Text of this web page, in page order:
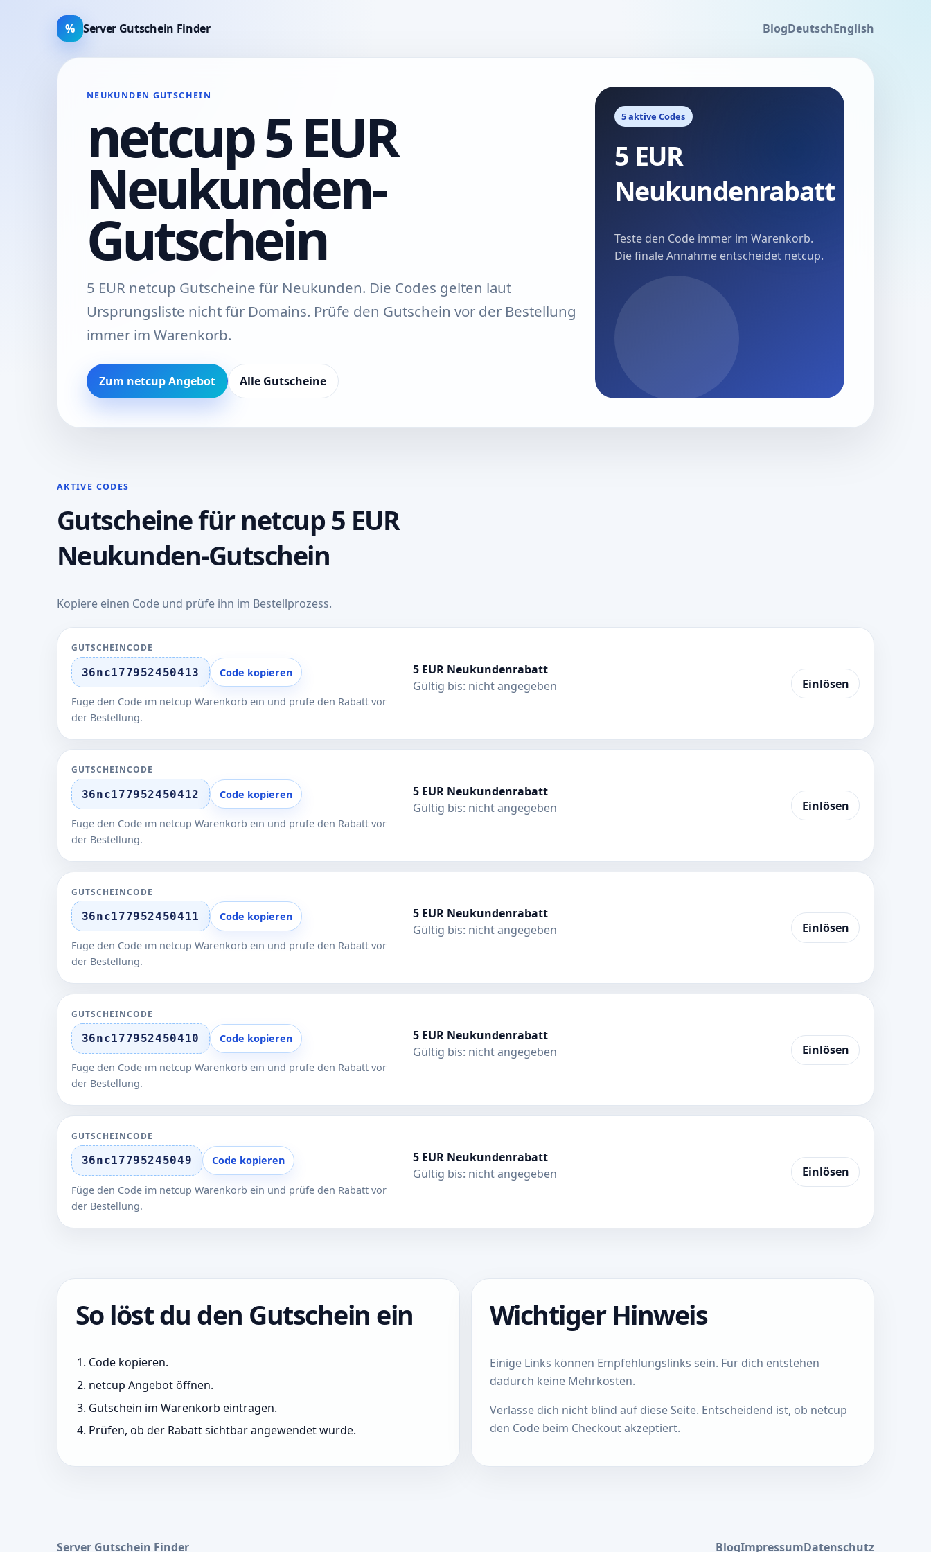
% Server Gutschein Finder BlogDeutschEnglish
NEUKUNDEN GUTSCHEIN
netcup 5 EUR
Neukunden-
Gutschein
5 EUR netcup Gutscheine für Neukunden. Die Codes gelten laut
Ursprungsliste nicht für Domains. Prüfe den Gutschein vor der Bestellung
immer im Warenkorb.
Zum netcup Angebot Alle Gutscheine
5 aktive Codes
5 EUR
Neukundenrabatt
Teste den Code immer im Warenkorb.
Die finale Annahme entscheidet netcup.
AKTIVE CODES
Gutscheine für netcup 5 EUR
Neukunden-Gutschein
Kopiere einen Code und prüfe ihn im Bestellprozess.
GUTSCHEINCODE
36nc177952450413 Code kopieren
Füge den Code im netcup Warenkorb ein und prüfe den Rabatt vor
der Bestellung.
5 EUR Neukundenrabatt
Gültig bis: nicht angegeben
Einlösen
GUTSCHEINCODE
36nc177952450412 Code kopieren
Füge den Code im netcup Warenkorb ein und prüfe den Rabatt vor
der Bestellung.
5 EUR Neukundenrabatt
Gültig bis: nicht angegeben
Einlösen
GUTSCHEINCODE
36nc177952450411 Code kopieren
Füge den Code im netcup Warenkorb ein und prüfe den Rabatt vor
der Bestellung.
5 EUR Neukundenrabatt
Gültig bis: nicht angegeben
Einlösen
GUTSCHEINCODE
36nc177952450410 Code kopieren
Füge den Code im netcup Warenkorb ein und prüfe den Rabatt vor
der Bestellung.
5 EUR Neukundenrabatt
Gültig bis: nicht angegeben
Einlösen
GUTSCHEINCODE
36nc17795245049 Code kopieren
Füge den Code im netcup Warenkorb ein und prüfe den Rabatt vor
der Bestellung.
5 EUR Neukundenrabatt
Gültig bis: nicht angegeben
Einlösen
So löst du den Gutschein ein
Code kopieren.
netcup Angebot öffnen.
Gutschein im Warenkorb eintragen.
Prüfen, ob der Rabatt sichtbar angewendet wurde.
Wichtiger Hinweis
Einige Links können Empfehlungslinks sein. Für dich entstehen
dadurch keine Mehrkosten.
Verlasse dich nicht blind auf diese Seite. Entscheidend ist, ob netcup
den Code beim Checkout akzeptiert.
Server Gutschein Finder BlogImpressumDatenschutz